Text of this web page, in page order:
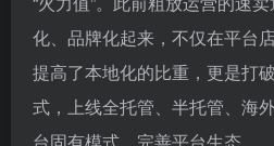
化、品牌化起来，不仅在平台
提高了本地化的比重，更是打
式，上线全托管、半托管、海
台固有模式、完善平台生态。